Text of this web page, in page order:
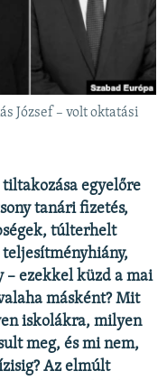
József – volt oktatási
egyelőre
tanári fizetés,
túlterhelt
– ezekkel küzd a mai
másként? Mit
iskolákra, milyen
meg, és mi nem,
Az elmúlt